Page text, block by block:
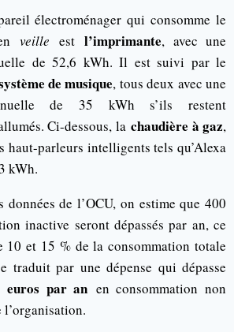
électroménager qui consomme le
veille estl’imprimante, avec une
de 52,6 kWh. Il est suivi par le
de musique, tous deux avec une
de 35 kWh s’ils restent
Ci-dessous, la chaudière à gaz,
haut-parleurs intelligents tels qu’Alexa
kWh.
de l’OCU, on estime que 400
inactive seront dépassés par an, ce
10 et 15 % de la consommation totale
traduit par une dépense qui dépasse
euros par an en consommation non